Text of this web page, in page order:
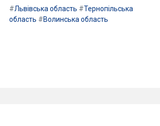
#Львівська область #Тернопільська
область #Волинська область